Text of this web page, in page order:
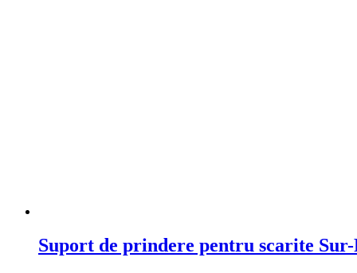
Suport de prindere pentru scarite